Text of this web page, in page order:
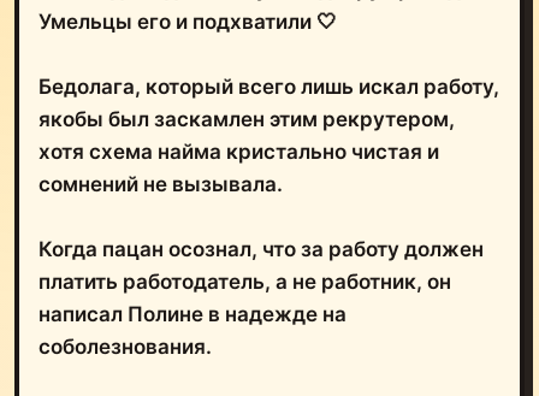
Умельцы его и подхватили 🤍
Бедолага, который всего лишь искал работу,
якобы был заскамлен этим рекрутером,
хотя схема найма кристально чистая и
сомнений не вызывала.
Когда пацан осознал, что за работу должен
платить работодатель, а не работник, он
написал Полине в надежде на
соболезнования.